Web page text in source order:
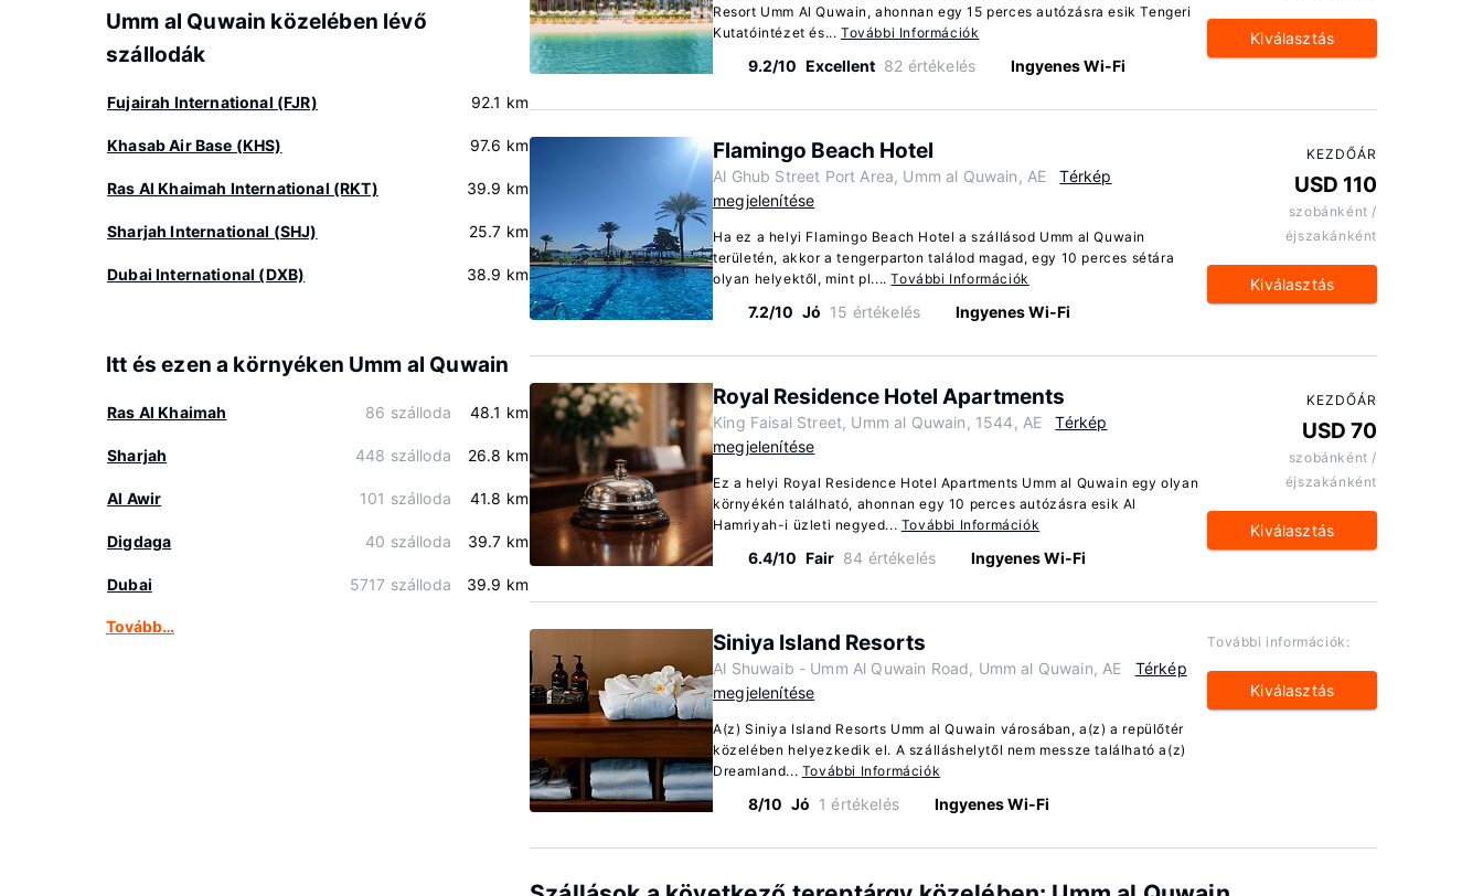
Umm al Quwain közelében lévő
szállodák
Fujairah International (FJR) 92.1 km
Khasab Air Base (KHS) 97.6 km
Ras Al Khaimah International (RKT) 39.9 km
Sharjah International (SHJ) 25.7 km
Dubai International (DXB) 38.9 km
Itt és ezen a környéken Umm al Quwain
Ras Al Khaimah 86 szálloda 48.1 km
Sharjah 448 szálloda 26.8 km
Al Awir 101 szálloda 41.8 km
Digdaga 40 szálloda 39.7 km
Dubai 5717 szálloda 39.9 km
Tovább…
Resort Umm Al Quwain, ahonnan egy 15 perces autózásra esik Tengeri
Kutatóintézet és... További Információk
9.2/10 Excellent 82 értékelés Ingyenes Wi-Fi
Kiválasztás
Flamingo Beach Hotel
Al Ghub Street Port Area, Umm al Quwain, AE
Térkép
megjelenítése
Ha ez a helyi Flamingo Beach Hotel a szállásod Umm al Quwain
területén, akkor a tengerparton találod magad, egy 10 perces sétára
olyan helyektől, mint pl....További Információk
7.2/10 Jó 15 értékelés Ingyenes Wi-Fi
KEZDŐÁR
USD 110
szobánként /
éjszakánként
Kiválasztás
Royal Residence Hotel Apartments
King Faisal Street, Umm al Quwain, 1544, AE
Térkép
megjelenítése
Ez a helyi Royal Residence Hotel Apartments Umm al Quwain egy olyan
környékén található, ahonnan egy 10 perces autózásra esik Al
Hamriyah-i üzleti negyed... További Információk
6.4/10 Fair 84 értékelés Ingyenes Wi-Fi
KEZDŐÁR
USD 70
szobánként /
éjszakánként
Kiválasztás
Siniya Island Resorts
Al Shuwaib - Umm Al Quwain Road, Umm al Quwain, AE
Térkép
megjelenítése
A(z) Siniya Island Resorts Umm al Quwain városában, a(z) a repülőtér
közelében helyezkedik el. A szálláshelytől nem messze található a(z)
Dreamland... További Információk
8/10 Jó 1 értékelés Ingyenes Wi-Fi
További információk:
Kiválasztás